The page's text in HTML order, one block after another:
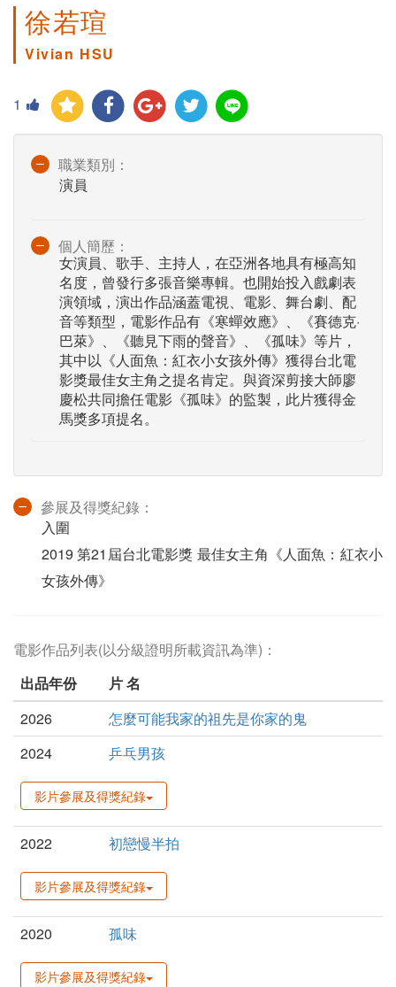
徐若瑄
Vivian HSU
1
職業類別：
演員
個人簡歷：
女演員、歌手、主持人，在亞洲各地具有極高知
名度，曾發行多張音樂專輯。也開始投入戲劇表
演領域，演出作品涵蓋電視、電影、舞台劇、配
音等類型，電影作品有《寒蟬效應》、《賽德克·
巴萊》、《聽見下雨的聲音》、《孤味》等片，
其中以《人面魚：紅衣小女孩外傳》獲得台北電
影獎最佳女主角之提名肯定。與資深剪接大師廖
慶松共同擔任電影《孤味》的監製，此片獲得金
馬獎多項提名。
參展及得獎紀錄：
入圍
2019 第21屆台北電影獎 最佳女主角《人面魚：紅衣小
女孩外傳》
電影作品列表(以分級證明所載資訊為準)：
出品年份
片 名
2026
怎麼可能我家的祖先是你家的鬼
2024
乒乓男孩
影片參展及得獎紀錄
2022 初戀慢半拍
影片參展及得獎紀錄
2020 孤味
影片參展及得獎紀錄